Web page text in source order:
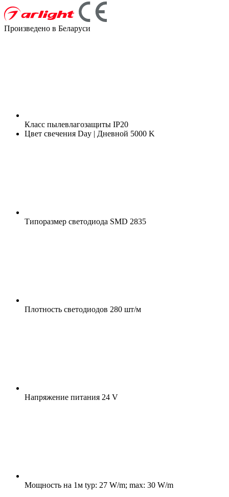
Произведено в Беларуси
Класс пылевлагозащиты IP20
Цвет свечения Day | Дневной 5000 K
Типоразмер светодиода SMD 2835
Плотность светодиодов 280 шт/м
Напряжение питания 24 V
Мощность на 1м typ: 27 W/m; max: 30 W/m